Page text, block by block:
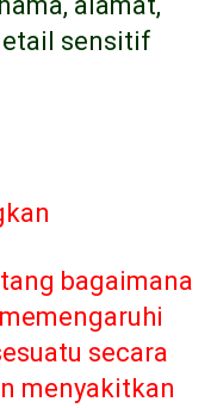
sensitif
bagaimana
secara
menyakitkan